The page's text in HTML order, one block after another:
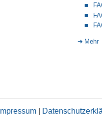
Mehr
Impressum|